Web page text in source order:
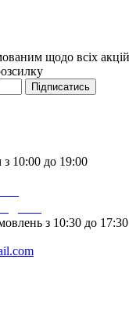
щодо всіх
Підписатись
10:00 до 19:00
з 10:30 до 17:30